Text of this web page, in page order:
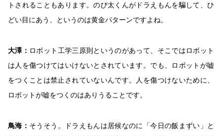
トされることもあります。のび太くんがドラえもんを騙して、ひ
どい目にあう、というのは黄金パターンですよね。
大澤： ロボット工学三原則というのがあって、そこではロボット
は人を傷つけてはいけないとされています。でも、ロボットが嘘
をつくことは禁止されていないんです。人を傷つけないために、
ロボットが嘘をつくのはありうることです。
鳥海： そうそう。ドラえもんは居候なのに「今日の飯まずい」と